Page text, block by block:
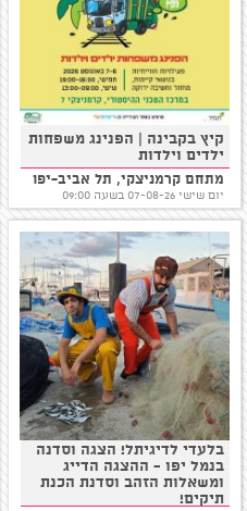
קיץ בקבינה | הפנינג משפחות
ילדים וילדות
מתחם קרמניצקי, תל אביב-יפו
יום שישי 07-08-26 בשעה 09:00
בלעדי לדיגיתל! הצגה וסדנה
בנמל יפו - ההצגה הדייג
ומשאלות הזהב וסדנת הכנת
תיקים!